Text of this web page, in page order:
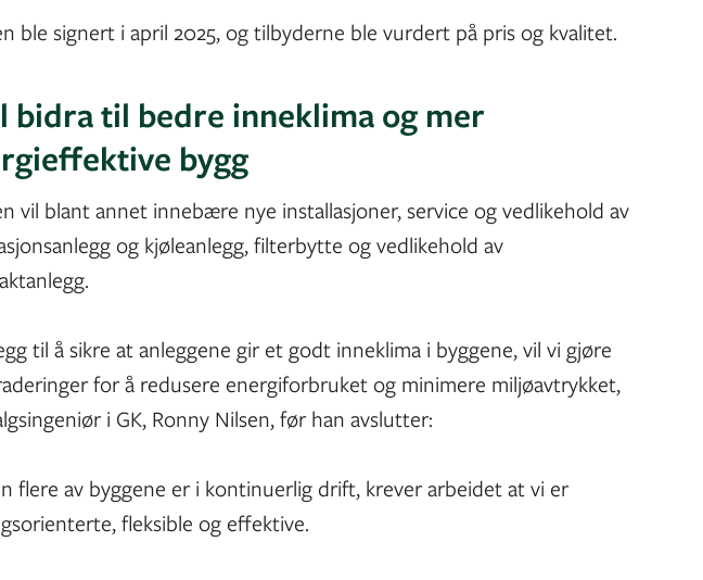
ble signert i april 2025, og tilbyderne ble vurdert på pris og kvalitet.
bidra til bedre inneklima og mer
bygg
vil blant annet innebære nye installasjoner, service og vedlikehold av
og kjøleanlegg, filterbytte og vedlikehold av
til å sikre at anleggene gir et godt inneklima i byggene, vil vi gjøre
for å redusere energiforbruket og minimere miljøavtrykket,
i GK, Ronny Nilsen, før han avslutter:
flere av byggene er i kontinuerlig drift, krever arbeidet at vi er
fleksible og effektive.